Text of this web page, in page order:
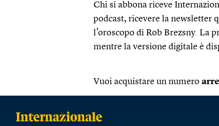
Chi si abbona riceve
podcast, ricevere la newsletter
l’oroscopo di Rob Brezsny. La
mentre la versione digitale è
Vuoi acquistare un numero